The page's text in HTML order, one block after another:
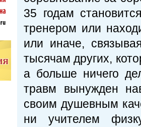
35 годам
тренером или
или иначе,
тысячам других,
а больше ничего
травм вынужден
своим душевным
ни учителем